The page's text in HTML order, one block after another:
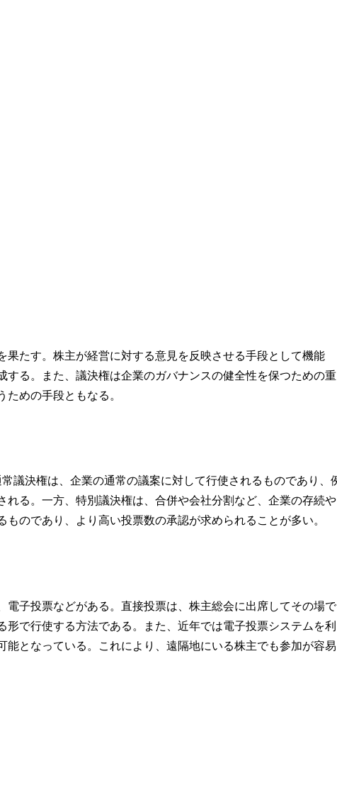
たす。株主が経営に対する意見を反映させる手段として機能
る。また、議決権は企業のガバナンスの健全性を保つための重
めの手段ともなる。
議決権は、企業の通常の議案に対して行使されるものであり、
る。一方、特別議決権は、合併や会社分割など、企業の存続や
のであり、より高い投票数の承認が求められることが多い。
子投票などがある。直接投票は、株主総会に出席してその場で
で行使する方法である。また、近年では電子投票システムを利
となっている。これにより、遠隔地にいる株主でも参加が容易